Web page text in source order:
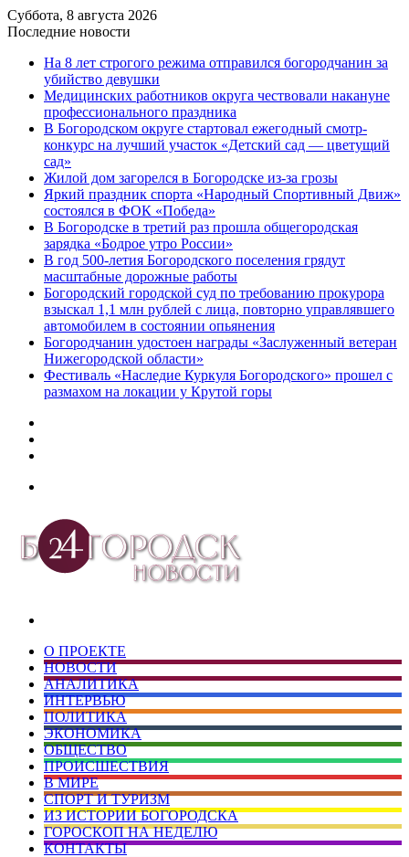
Суббота, 8 августа 2026
Последние новости
На 8 лет строгого режима отправился богородчанин за
убийство девушки
Медицинских работников округа чествовали накануне
профессионального праздника
В Богородском округе стартовал ежегодный смотр-
конкурс на лучший участок «Детский сад — цветущий
сад»
Жилой дом загорелся в Богородске из-за грозы
Яркий праздник спорта «Народный Спортивный Движ»
состоялся в ФОК «Победа»
В Богородске в третий раз прошла общегородская
зарядка «Бодрое утро России»
В год 500-летия Богородского поселения грядут
масштабные дорожные работы
️Богородский городской суд по требованию прокурора
взыскал 1,1 млн рублей с лица, повторно управлявшего
автомобилем в состоянии опьянения
Богородчанин удостоен награды «Заслуженный ветеран
Нижегородской области»
Фестиваль «Наследие Куркуля Богородского» прошел с
размахом на локации у Крутой горы
О ПРОЕКТЕ
НОВОСТИ
АНАЛИТИКА
ИНТЕРВЬЮ
ПОЛИТИКА
ЭКОНОМИКА
ОБЩЕСТВО
ПРОИСШЕСТВИЯ
В МИРЕ
СПОРТ И ТУРИЗМ
ИЗ ИСТОРИИ БОГОРОДСКА
ГОРОСКОП НА НЕДЕЛЮ
КОНТАКТЫ